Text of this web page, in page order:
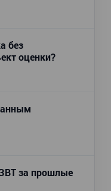
без
оценки?
за прошлые